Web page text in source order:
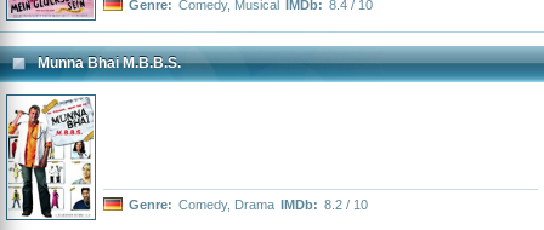
trifft aber dabei Lina ins Gesicht und verlässt die Party fluchtartig. Erst nach
Genre: Comedy, Musical IMDb: 8.4 / 10
Munna Bhai M.B.B.S.
Genre: Comedy, Drama IMDb: 8.2 / 10